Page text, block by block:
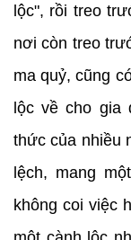
lộc", rồi treo
nơi còn treo
ma quỷ, cũng
lộc về cho gia
thức của nhiều
lệch, mang
không coi việc